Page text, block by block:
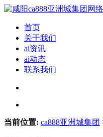
首页
关于我们
ai资讯
ai动态
联系我们
当前位置: ca888亚洲城集团